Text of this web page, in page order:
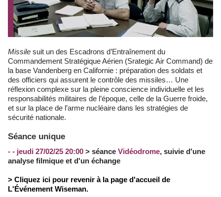
Missile suit un des Escadrons d’Entraînement du
Commandement Stratégique Aérien (Srategic Air Command) de
la base Vandenberg en Californie : préparation des soldats et
des officiers qui assurent le contrôle des missiles… Une
réflexion complexe sur la pleine conscience individuelle et les
responsabilités militaires de l’époque, celle de la Guerre froide,
et sur la place de l’arme nucléaire dans les stratégies de
sécurité nationale.
Séance unique
- - jeudi 27/02/25 20:00 > séance Vidéodrome, suivie d'une
analyse filmique et d'un échange
> Cliquez ici pour revenir à la page d'accueil de
L'Événement Wiseman.